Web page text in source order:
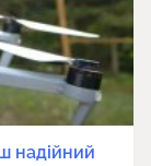
надійний